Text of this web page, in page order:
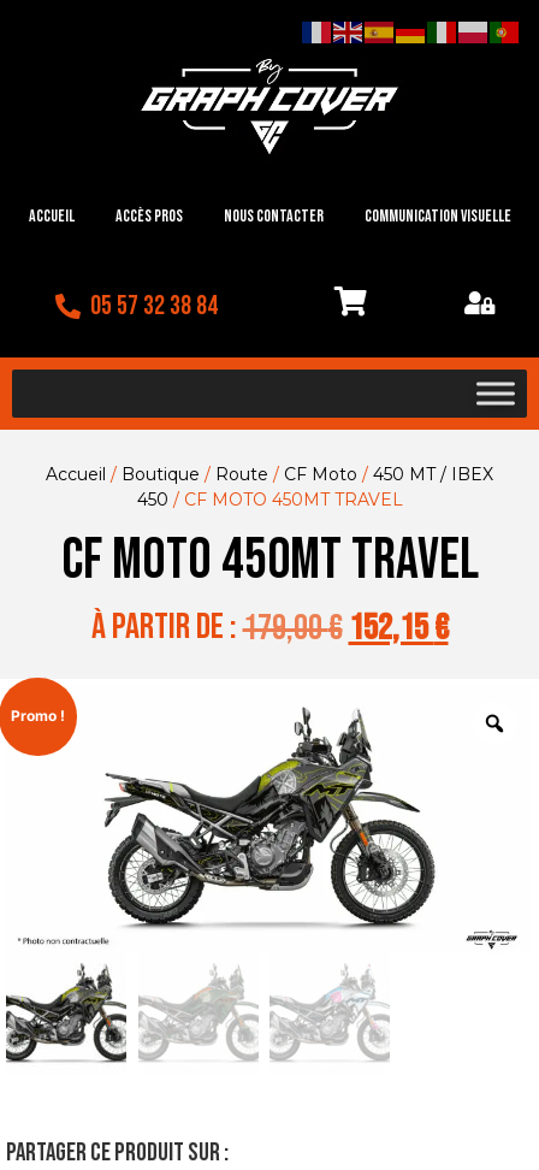
Accueil Accès Pros Nous contacter Communication visuelle
05 57 32 38 84
Accueil / Boutique / Route / CF Moto / 450 MT / IBEX
450 / CF MOTO 450MT TRAVEL
CF MOTO 450MT TRAVEL
à partir de :179,00€ 152,15€
Promo !
Partager ce produit sur :